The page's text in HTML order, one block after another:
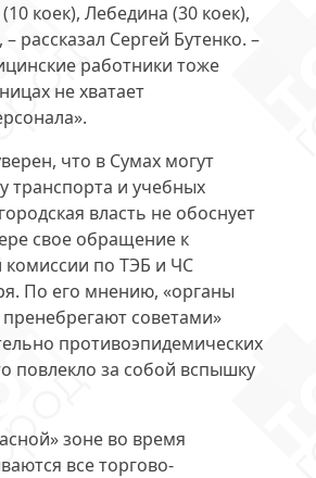
коек), Лебедина (30 коек),
рассказал Сергей Бутенко. –
работники тоже
не хватает
что в Сумах могут
транспорта и учебных
власть не обоснует
свое обращение к
комиссии по ТЭБ и ЧС
По его мнению, «органы
советами»
противоэпидемических
повлекло за собой вспышку
зоне во время
все торгово-